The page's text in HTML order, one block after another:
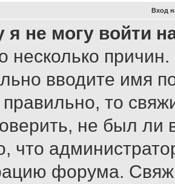
Вход
я не могу войти
несколько
вводите имя
правильно, то
не был ли
что
форума.